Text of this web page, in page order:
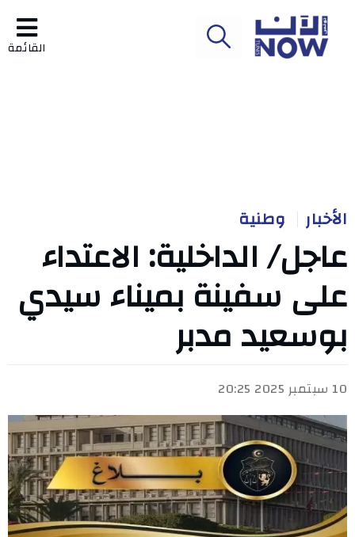
القائمة
الأخبار وطنية
عاجل/ الداخلية: الاعتداء
على سفينة بميناء سيدي
بوسعيد مدبر
10 سبتمبر 2025 20:25